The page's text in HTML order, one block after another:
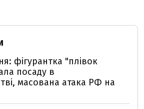
фігурантка "плівок
посаду в
масована атака РФ на